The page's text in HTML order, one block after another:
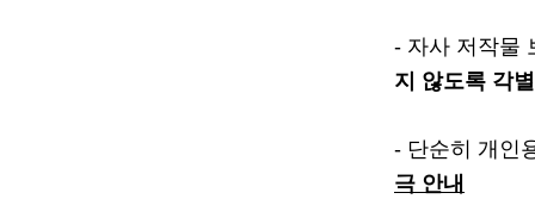
- 자사 저작물
지 않도록 각
- 단순히 개인
극 안내